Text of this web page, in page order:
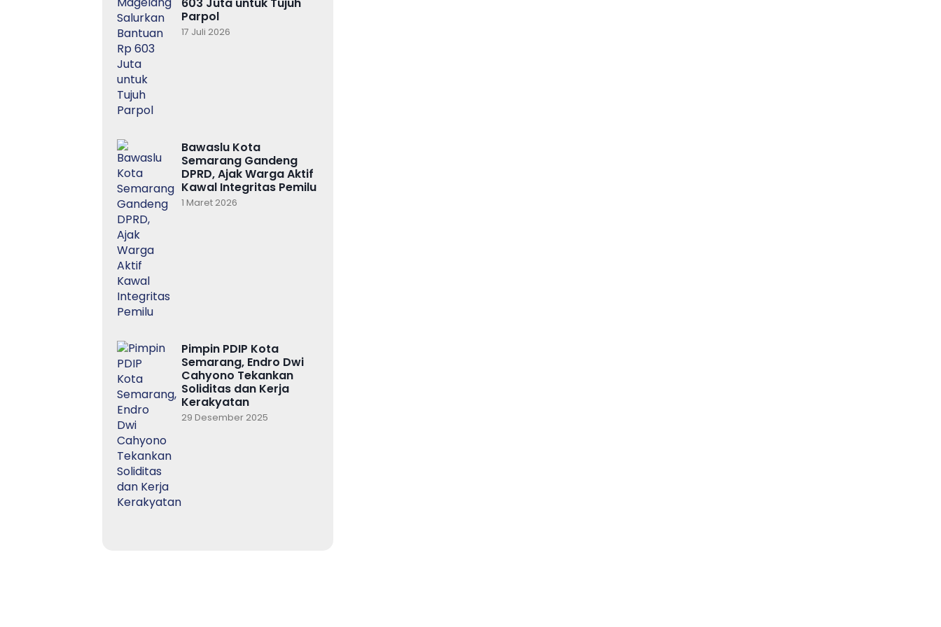
Parpol
17 Juli 2026
Bawaslu Kota
Semarang Gandeng
DPRD, Ajak Warga Aktif
Kawal Integritas Pemilu
1 Maret 2026
Pimpin PDIP Kota
Semarang, Endro Dwi
Cahyono Tekankan
Soliditas dan Kerja
Kerakyatan
29 Desember 2025